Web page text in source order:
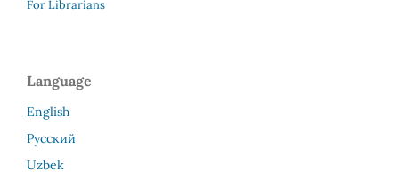
For Librarians
Language
English
Русский
Uzbek